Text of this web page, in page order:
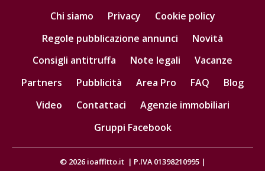
Chi siamo Privacy
Cookie policy
Regole pubblicazione annunci
Novità
Consigli antitruffa
Note legali
Vacanze
Partners
Pubblicità Area Pro FAQ
Blog
Video
Contattaci
Agenzie immobiliari
Gruppi Facebook
© 2026 ioaffitto.it | P.IVA 01398210995 |